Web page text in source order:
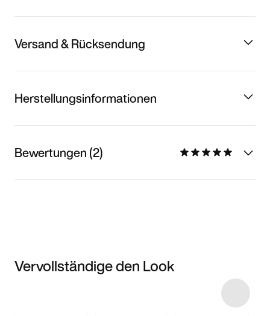
Versand & Rücksendung
Herstellungsinformationen
Bewertungen (2)
Vervollständige den Look